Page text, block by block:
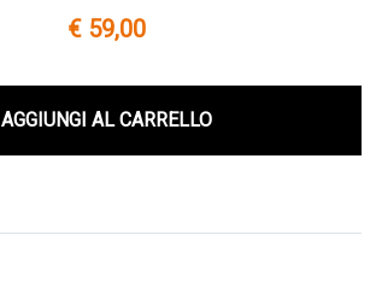
€ 59,00
AGGIUNGI AL CARRELLO